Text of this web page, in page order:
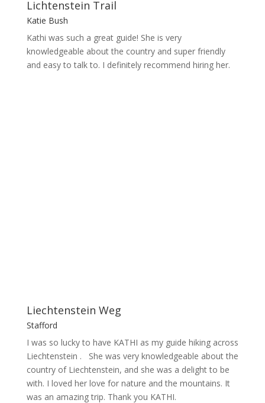
Lichtenstein Trail
Katie Bush
Kathi was such a great guide! She is very
knowledgeable about the country and super friendly
and easy to talk to. I definitely recommend hiring her.
Liechtenstein Weg
Stafford
I was so lucky to have KATHI as my guide hiking across
Liechtenstein . She was very knowledgeable about the
country of Liechtenstein, and she was a delight to be
with. I loved her love for nature and the mountains. It
was an amazing trip. Thank you KATHI.